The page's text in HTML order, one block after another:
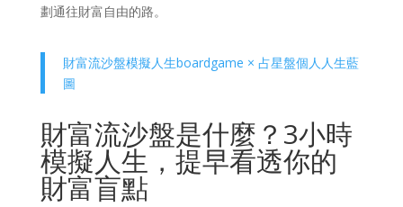
劃通往財富自由的路。
財富流沙盤模擬人生boardgame × 占星盤個人人生藍
圖
財富流沙盤是什麼？3小時
模擬人生，提早看透你的
財富盲點